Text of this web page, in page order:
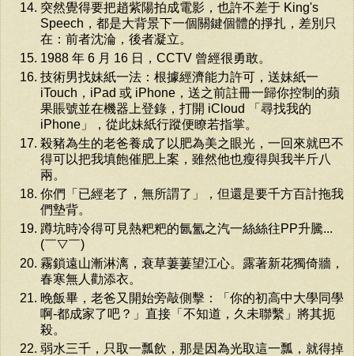
突然覺得要把趙紫陽拍成電影，也許不差于 King's
Speech，都是大背景下一個關鍵個體的掙扎，差別只
在：前者沈淪，後者凝立。
1988 年 6 月 16 日，CCTV 曾經很勇敢。
技術男找妹紙一法：根據經濟能力許可，送妹紙一
iTouch，iPad 或 iPhone，送之前註冊一歸你控制的蘋
果賬號並在機器上登錄，打開 iCloud 「尋找我的
iPhone」，從此妹紙行蹤便瞭若指掌。
殺豬為生的老爸養成了以肥為美之眼光，一回來就巴不
得可以把我填飽催肥上案，雖然他也瘦得與我半斤八
兩。
你們「已經老了，無所謂了」，但還是要千方百計拖我
們墊背。
蹲坑時冷得可見熱粑粑的氤氳之汽一絲絲往PP升騰...
(￣▽￣)
霧鎖遠山漸淋漓，衰草萋萋望江心。露著新花獨倚牆，
春寒無人勸添衣。
晚飯畢，老爸又開始旁敲側擊：「你的初高中大學同學
啊-都成家了吧？」直接「不知道，久未聯繫」將其扼
殺。
弱水三千，只取一瓢飲，那是因為光取這一瓢，就得掉